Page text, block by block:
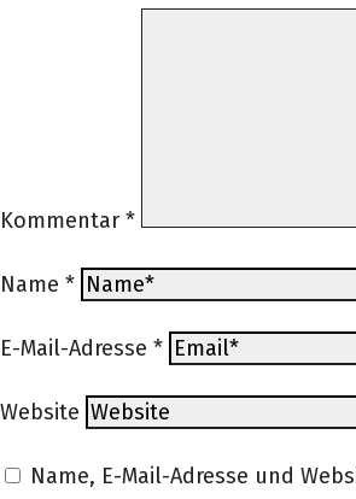
Kommentar *
Name *
E-Mail-Adresse *
Website
Name, E-Mail-Adresse und